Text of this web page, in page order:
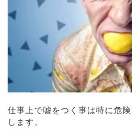
仕事上で嘘をつく事は特に危
します。